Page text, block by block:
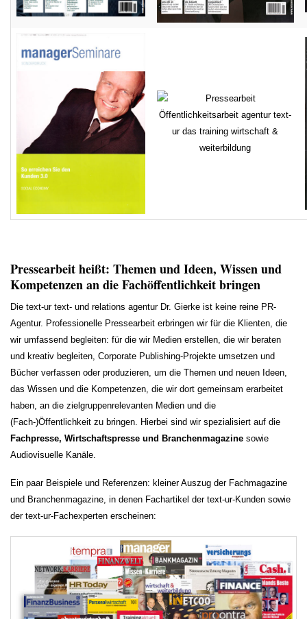
Pressearbeit heißt: Themen und Ideen, Wissen und
Kompetenzen an die Fachöffentlichkeit bringen
Die text-ur text- und relations agentur Dr. Gierke ist keine reine PR-
Agentur. Professionelle Pressearbeit erbringen wir für die Klienten, die
wir umfassend begleiten: für die wir Medien erstellen, die wir beraten
und kreativ begleiten, Corporate Publishing-Projekte umsetzen und
Bücher verfassen oder produzieren, um die Themen und neuen Ideen,
das Wissen und die Kompetenzen, die wir dort gemeinsam erarbeitet
haben, an die zielgruppenrelevanten Medien und die
(Fach-)Öffentlichkeit zu bringen. Hierbei sind wir spezialisiert auf die
Fachpresse, Wirtschaftspresse und Branchenmagazine sowie
Audiovisuelle Kanäle.
Ein paar Beispiele und Referenzen: kleiner Auszug der Fachmagazine
und Branchenmagazine, in denen Fachartikel der text-ur-Kunden sowie
der text-ur-Fachexperten erscheinen: